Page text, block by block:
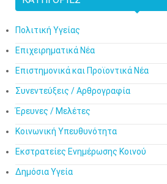
Πολιτική Υγείας
Επιχειρηματικά Νέα
Επιστημονικά και Προϊοντικά Νέα
Συνεντεύξεις / Αρθρογραφία
Έρευνες / Μελέτες
Κοινωνική Υπευθυνότητα
Εκστρατείες Ενημέρωσης Κοινού
Δημόσια Υγεία